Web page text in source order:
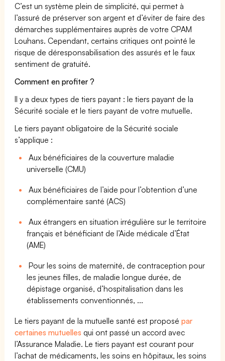
C’est un système plein de simplicité, qui permet à
l’assuré de préserver son argent et d’éviter de faire des
démarches supplémentaires auprès de votre CPAM
Louhans. Cependant, certains critiques ont pointé le
risque de déresponsabilisation des assurés et le faux
sentiment de gratuité.
Comment en profiter ?
Il y a deux types de tiers payant : le tiers payant de la
Sécurité sociale et le tiers payant de votre mutuelle.
Le tiers payant obligatoire de la Sécurité sociale
s’applique :
Aux bénéficiaires de la couverture maladie
universelle (CMU)
Aux bénéficiaires de l’aide pour l’obtention d’une
complémentaire santé (ACS)
Aux étrangers en situation irrégulière sur le territoire
français et bénéficiant de l’Aide médicale d’État
(AME)
Pour les soins de maternité, de contraception pour
les jeunes filles, de maladie longue durée, de
dépistage organisé, d’hospitalisation dans les
établissements conventionnés, ...
Le tiers payant de la mutuelle santé est proposépar
certaines mutuelles qui ont passé un accord avec
l’Assurance Maladie. Le tiers payant est courant pour
l’achat de médicaments, les soins en hôpitaux, les soins